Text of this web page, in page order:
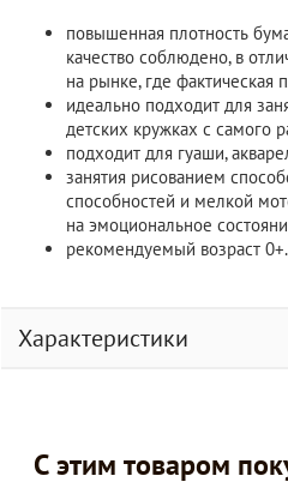
повышенная плотность
качество соблюдено, в
на рынке, где фактическая
идеально подходит для
детских кружках с самого
подходит для гуаши,
занятия рисованием
способностей и мелкой
на эмоциональное
рекомендуемый возраст 0+.
Характеристики
С этим товаром